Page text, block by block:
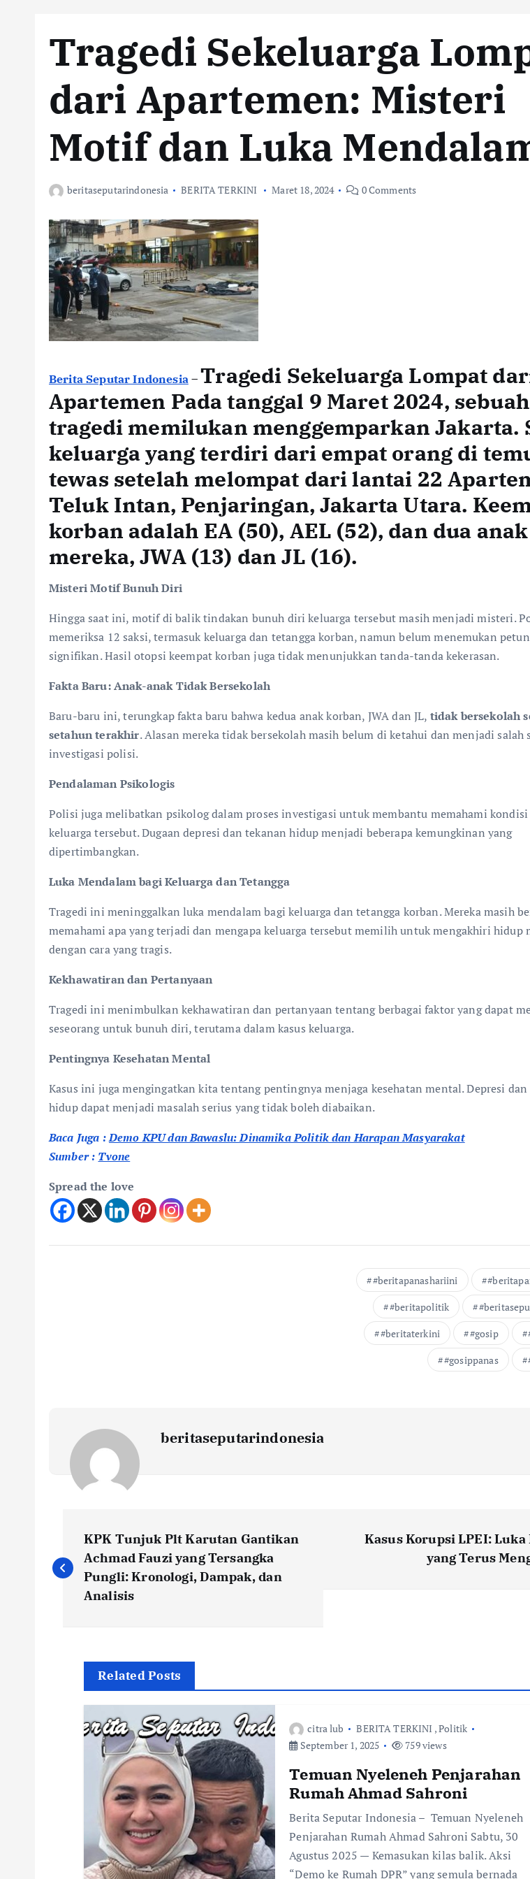
Tragedi Sekeluarga
dari Apartemen: Misteri
Motif dan Luka
beritaseputarindonesia BERITA TERKINI Maret 18, 2024 0 Comments
Berita Seputar Indonesia– Tragedi Sekeluarga Lompat
Apartemen Pada tanggal 9 Maret 2024, sebuah
tragedi memilukan menggemparkan Jakarta.
keluarga yang terdiri dari empat orang di
tewas setelah melompat dari lantai 22
Teluk Intan, Penjaringan, Jakarta Utara.
korban adalah EA (50), AEL (52), dan dua anak
mereka, JWA (13) dan JL (16).
Misteri Motif Bunuh Diri
Hingga saat ini, motif di balik tindakan bunuh diri keluarga tersebut masih menjadi misteri.
memeriksa 12 saksi, termasuk keluarga dan tetangga korban, namun belum menemukan
signifikan. Hasil otopsi keempat korban juga tidak menunjukkan tanda-tanda kekerasan.
Fakta Baru: Anak-anak Tidak Bersekolah
Baru-baru ini, terungkap fakta baru bahwa kedua anak korban, JWA dan JL, tidak bersekolah
setahun terakhir. Alasan mereka tidak bersekolah masih belum di ketahui dan menjadi salah
investigasi polisi.
Pendalaman Psikologis
Polisi juga melibatkan psikolog dalam proses investigasi untuk membantu memahami
keluarga tersebut. Dugaan depresi dan tekanan hidup menjadi beberapa kemungkinan yang
dipertimbangkan.
Luka Mendalam bagi Keluarga dan Tetangga
Tragedi ini meninggalkan luka mendalam bagi keluarga dan tetangga korban. Mereka masih
memahami apa yang terjadi dan mengapa keluarga tersebut memilih untuk mengakhiri hidup
dengan cara yang tragis.
Kekhawatiran dan Pertanyaan
Tragedi ini menimbulkan kekhawatiran dan pertanyaan tentang berbagai faktor yang dapat
seseorang untuk bunuh diri, terutama dalam kasus keluarga.
Pentingnya Kesehatan Mental
Kasus ini juga mengingatkan kita tentang pentingnya menjaga kesehatan mental. Depresi dan
hidup dapat menjadi masalah serius yang tidak boleh diabaikan.
Baca Juga :Demo KPU dan Bawaslu: Dinamika Politik dan Harapan Masyarakat
Sumber : Tvone
Spread the love
#beritapanashariini
#beritapolitik
#beritaterkini
#gosip
#gosippanas
beritaseputarindonesia
a
KPK Tunjuk Plt Karutan Gantikan
Achmad Fauzi yang Tersangka
Pungli: Kronologi, Dampak, dan
Analisis
Kasus Korupsi LPEI: Luka
yang Terus
Related Posts
citra lub BERITA TERKINI ,Politik
September 1, 2025
759 views
Temuan Nyeleneh Penjarahan
Rumah Ahmad Sahroni
Berita Seputar Indonesia – Temuan Nyeleneh
Penjarahan Rumah Ahmad Sahroni Sabtu, 30
Agustus 2025 — Kemasukan kilas balik. Aksi
“Demo ke Rumah DPR” yang semula bernada